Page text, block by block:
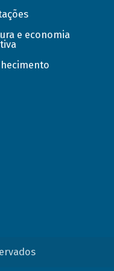
e economia